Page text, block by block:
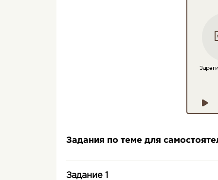
Задания по теме для
Задание 1